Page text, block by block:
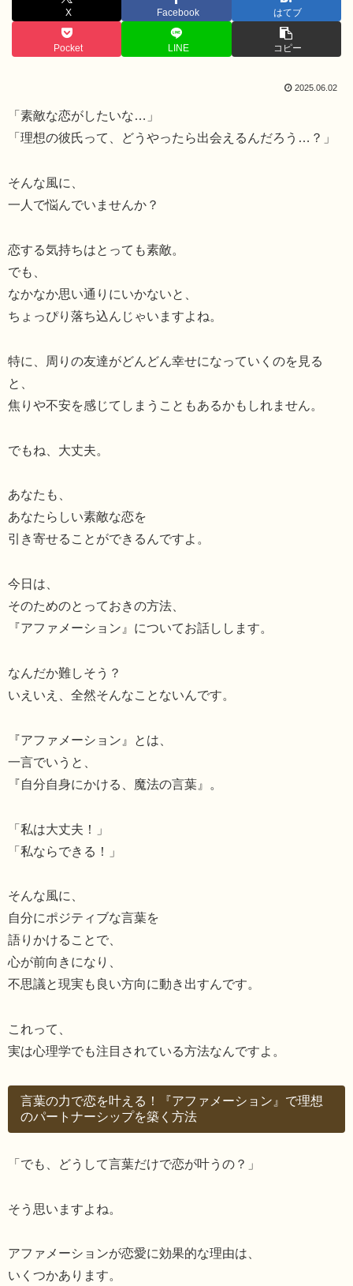
X Facebook はてブ
Pocket LINE コピー
2025.06.02
「素敵な恋がしたいな…」
「理想の彼氏って、どうやったら出会えるんだろう…？」
そんな風に、
一人で悩んでいませんか？
恋する気持ちはとっても素敵。
でも、
なかなか思い通りにいかないと、
ちょっぴり落ち込んじゃいますよね。
特に、周りの友達がどんどん幸せになっていくのを見る
と、
焦りや不安を感じてしまうこともあるかもしれません。
でもね、大丈夫。
あなたも、
あなたらしい素敵な恋を
引き寄せることができるんですよ。
今日は、
そのためのとっておきの方法、
『アファメーション』についてお話しします。
なんだか難しそう？
いえいえ、全然そんなことないんです。
『アファメーション』とは、
一言でいうと、
『自分自身にかける、魔法の言葉』。
「私は大丈夫！」
「私ならできる！」
そんな風に、
自分にポジティブな言葉を
語りかけることで、
心が前向きになり、
不思議と現実も良い方向に動き出すんです。
これって、
実は心理学でも注目されている方法なんですよ。
言葉の力で恋を叶える！『アファメーション』で理想
のパートナーシップを築く方法
「でも、どうして言葉だけで恋が叶うの？」
そう思いますよね。
アファメーションが恋愛に効果的な理由は、
いくつかあります。